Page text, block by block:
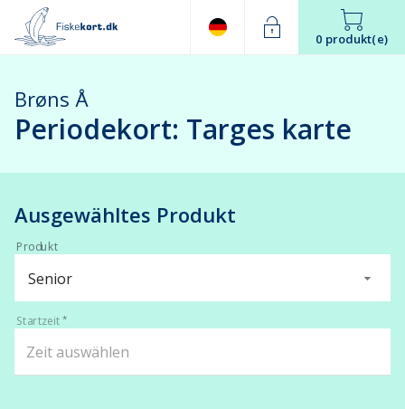
0 produkt(e)
Brøns Å
Periodekort: Targes karte
Ausgewähltes Produkt
Produkt
Senior
Startzeit